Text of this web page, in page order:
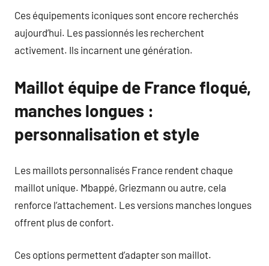
Ces équipements iconiques sont encore recherchés
aujourd’hui. Les passionnés les recherchent
activement. Ils incarnent une génération.
Maillot équipe de France floqué,
manches longues :
personnalisation et style
Les maillots personnalisés France rendent chaque
maillot unique. Mbappé, Griezmann ou autre, cela
renforce l’attachement. Les versions manches longues
offrent plus de confort.
Ces options permettent d’adapter son maillot.